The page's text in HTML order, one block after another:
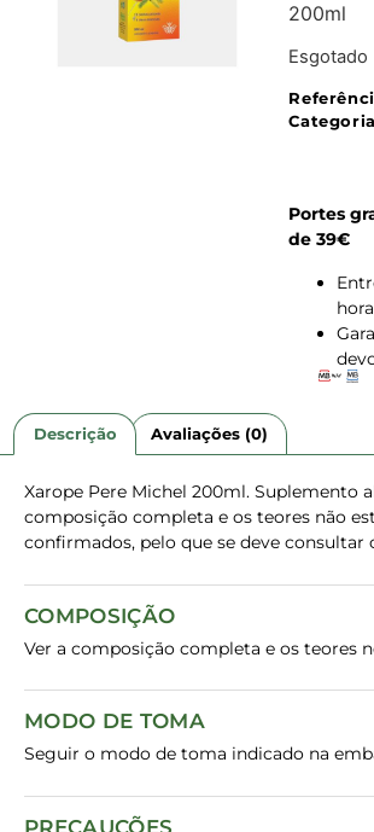
200ml
Esgotado
Portes
de 39€
Descrição Avaliações (0)
Xarope Pere Michel 200ml. Suplemento
composição completa e os teores não
confirmados, pelo que se deve consultar
COMPOSIÇÃO
Ver a composição completa e os teores
MODO DE TOMA
Seguir o modo de toma indicado na
PRECAUÇÕES